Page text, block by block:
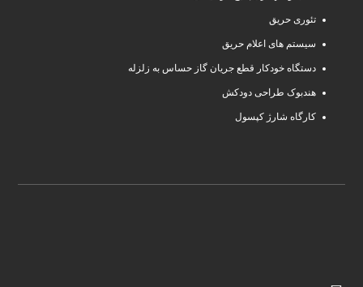
تئوری حریق
سیستم های اعلام حریق
دستگاه خودکار قطع جریان گاز حساس به زلزله
هندبوک طراحی دودکش
کارگاه شارژ کپسول